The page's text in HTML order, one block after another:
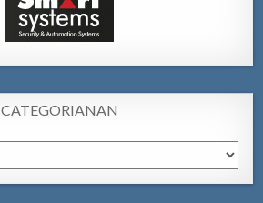
CATEGORIANAN